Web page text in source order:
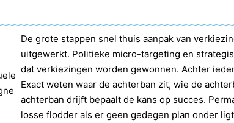
De grote stappen snel thuis aanpak van
uitgewerkt. Politieke micro-targeting en
dat verkiezingen worden gewonnen. Achter
Exact weten waar de achterban zit, wie de
achterban drijft bepaalt de kans op succes.
losse flodder als er geen gedegen plan onder